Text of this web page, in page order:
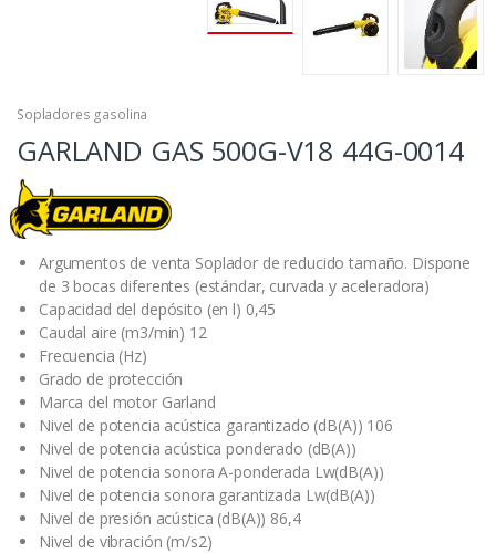
Sopladores gasolina
GARLAND GAS 500G-V18 44G-0014
Argumentos de venta Soplador de reducido tamaño. Dispone
de 3 bocas diferentes (estándar, curvada y aceleradora)
Capacidad del depósito (en l) 0,45
Caudal aire (m3/min) 12
Frecuencia (Hz)
Grado de protección
Marca del motor Garland
Nivel de potencia acústica garantizado (dB(A)) 106
Nivel de potencia acústica ponderado (dB(A))
Nivel de potencia sonora A-ponderada Lw(dB(A))
Nivel de potencia sonora garantizada Lw(dB(A))
Nivel de presión acústica (dB(A)) 86,4
Nivel de vibración (m/s2)